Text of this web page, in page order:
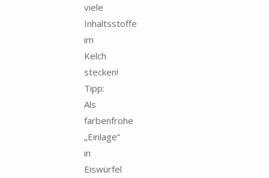
viele
Inhaltsstoffe
im
Kelch
stecken!
Tipp:
Als
farbenfrohe
„Einlage“
in
Eiswürfel